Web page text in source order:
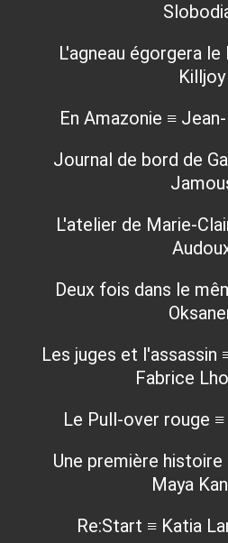
L'agneau égorgera
Killjoy
En Amazonie ≡
Journal de bord de
L'atelier de Marie-
Deux fois dans le
Les juges et l'assassin
Fabrice
Le Pull-over rouge
Une première
Maya
Re:Start ≡ Katia